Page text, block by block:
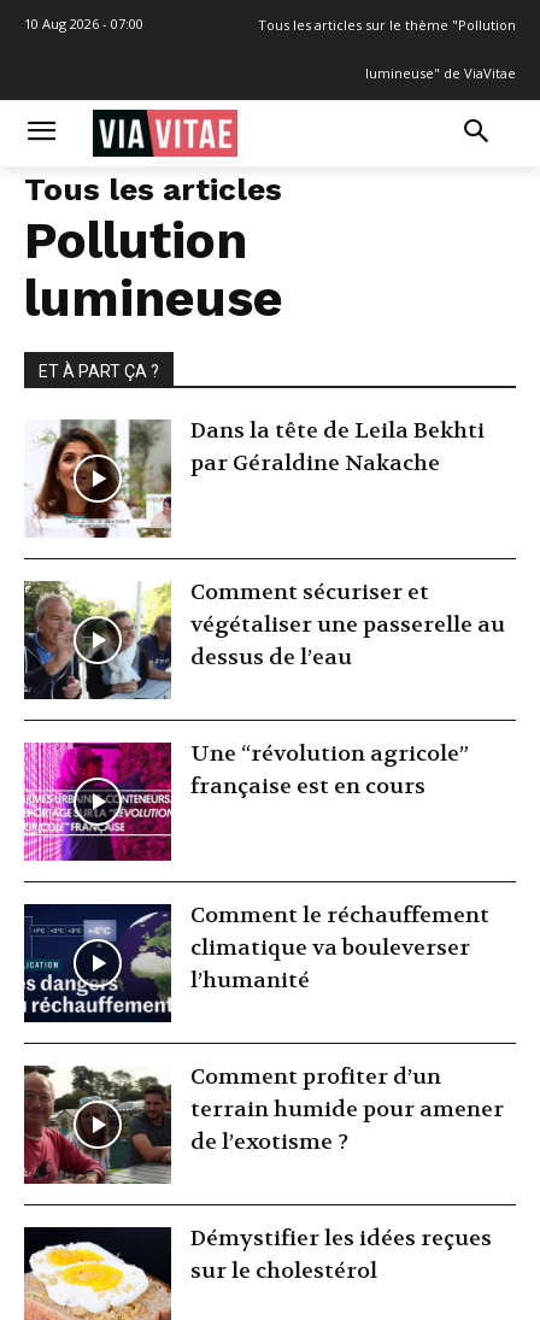
10 Aug 2026 - 07:00 Tous les articles sur le thème "Pollution
lumineuse" de ViaVitae
Tous les articles
Pollution
lumineuse
ET À PART ÇA ?
Dans la tête de Leila Bekhti
par Géraldine Nakache
Comment sécuriser et
végétaliser une passerelle au
dessus de l’eau
Une “révolution agricole”
française est en cours
Comment le réchauffement
climatique va bouleverser
l’humanité
Comment profiter d’un
terrain humide pour amener
de l’exotisme ?
Démystifier les idées reçues
sur le cholestérol